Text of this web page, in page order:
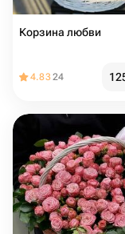
Корзина любви
4.8324